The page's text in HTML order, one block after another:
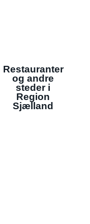
Restauranter
og andre
steder i
Region
Sjælland